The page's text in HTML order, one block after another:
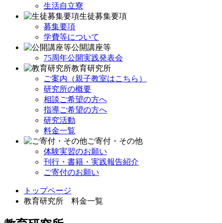
生活自立寮
生徒募集要項
募集要項
学費等について
公開講座等
75周年公開実践発表会
教育研究所
ご案内（親子教室はこちら）
研究所の概要
相談ご希望の方へ
指導ご希望の方へ
研究活動
料金一覧
ご寄付・その他
体験実習のお願い
刊行・書籍・実践報告紹介
ご寄付のお願い
トップページ
教育研究所 料金一覧